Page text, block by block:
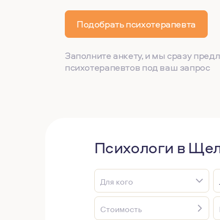
Подобрать психотерапевта
Заполните анкету, и мы сразу
психотерапевтов под ваш запрос
Психологи в
Для кого
Стоимость